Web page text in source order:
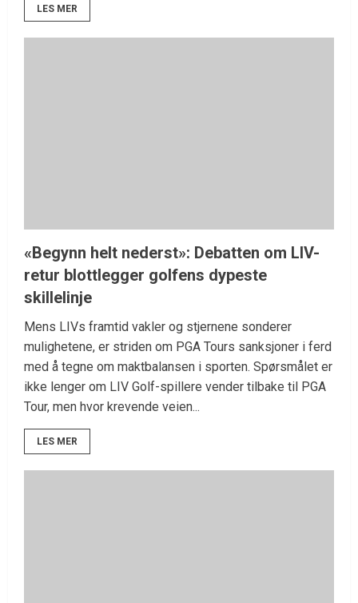
LES MER
«Begynn helt nederst»: Debatten om LIV-
retur blottlegger golfens dypeste
skillelinje
Mens LIVs framtid vakler og stjernene sonderer
mulighetene, er striden om PGA Tours sanksjoner i ferd
med å tegne om maktbalansen i sporten. Spørsmålet er
ikke lenger om LIV Golf-spillere vender tilbake til PGA
Tour, men hvor krevende veien...
LES MER